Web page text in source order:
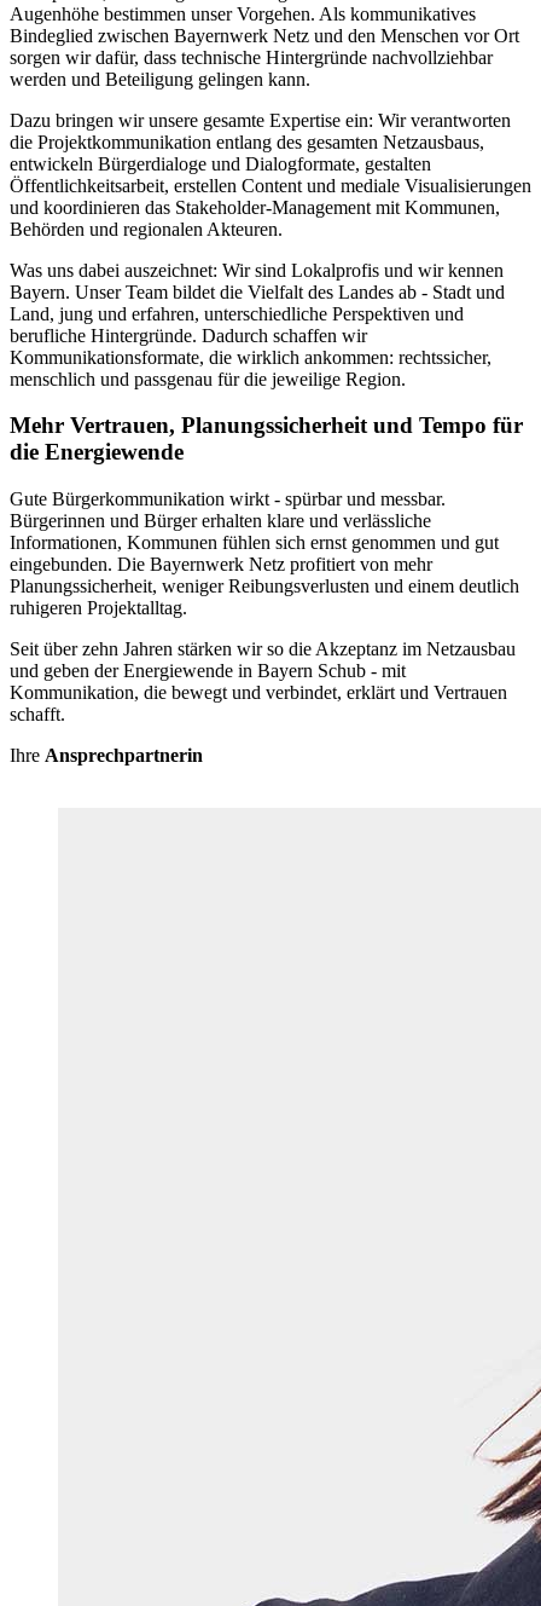
Augenhöhe bestimmen unser Vorgehen. Als kommunikatives
Bindeglied zwischen Bayernwerk Netz und den Menschen vor Ort
sorgen wir dafür, dass technische Hintergründe nachvollziehbar
werden und Beteiligung gelingen kann.
Dazu bringen wir unsere gesamte Expertise ein: Wir verantworten
die Projektkommunikation entlang des gesamten Netzausbaus,
entwickeln Bürgerdialoge und Dialogformate, gestalten
Öffentlichkeitsarbeit, erstellen Content und mediale Visualisierungen
und koordinieren das Stakeholder-Management mit Kommunen,
Behörden und regionalen Akteuren.
Was uns dabei auszeichnet: Wir sind Lokalprofis und wir kennen
Bayern. Unser Team bildet die Vielfalt des Landes ab - Stadt und
Land, jung und erfahren, unterschiedliche Perspektiven und
berufliche Hintergründe. Dadurch schaffen wir
Kommunikationsformate, die wirklich ankommen: rechtssicher,
menschlich und passgenau für die jeweilige Region.
Mehr Vertrauen, Planungssicherheit und Tempo für
die Energiewende
Gute Bürgerkommunikation wirkt - spürbar und messbar.
Bürgerinnen und Bürger erhalten klare und verlässliche
Informationen, Kommunen fühlen sich ernst genommen und gut
eingebunden. Die Bayernwerk Netz profitiert von mehr
Planungssicherheit, weniger Reibungsverlusten und einem deutlich
ruhigeren Projektalltag.
Seit über zehn Jahren stärken wir so die Akzeptanz im Netzausbau
und geben der Energiewende in Bayern Schub - mit
Kommunikation, die bewegt und verbindet, erklärt und Vertrauen
schafft.
Ihre Ansprechpartnerin